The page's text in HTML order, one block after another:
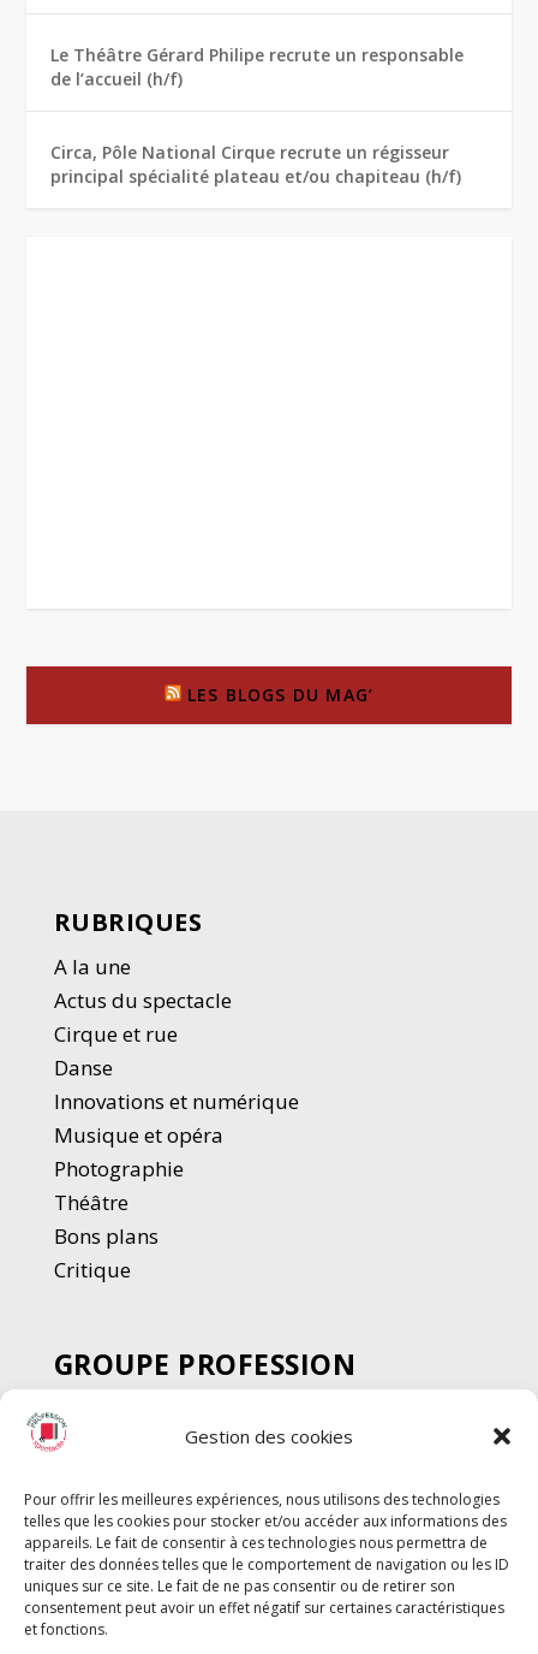
Gestion des cookies
Pour offrir les meilleures expériences, nous utilisons des technologies
telles que les cookies pour stocker et/ou accéder aux informations des
appareils. Le fait de consentir à ces technologies nous permettra de
traiter des données telles que le comportement de navigation ou les ID
uniques sur ce site. Le fait de ne pas consentir ou de retirer son
consentement peut avoir un effet négatif sur certaines caractéristiques
et fonctions.
Le Théâtre Gérard Philipe recrute un responsable
de l’accueil (h/f)
Circa, Pôle National Cirque recrute un régisseur
principal spécialité plateau et/ou chapiteau (h/f)
LES BLOGS DU MAG’
RUBRIQUES
A la une
Actus du spectacle
Cirque et rue
Danse
Innovations et numérique
Musique et opéra
Photographie
Théâtre
Bons plans
Critique
GROUPE PROFESSION
SPECTACLE
Chèque Intermittents
Chèque Compta
Chèque Emploi Spectacle
G-Pods
Profession Audio-visuel